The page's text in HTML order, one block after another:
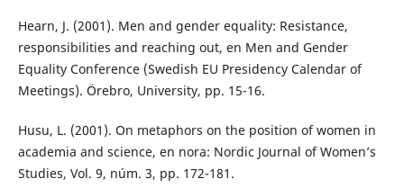
Hearn, J. (2001). Men and gender equality: Resistance,
responsibilities and reaching out, en Men and Gender
Equality Conference (Swedish EU Presidency Calendar of
Meetings). Örebro, University, pp. 15-16.
Husu, L. (2001). On metaphors on the position of women in
academia and science, en nora: Nordic Journal of Women’s
Studies, Vol. 9, núm. 3, pp. 172-181.